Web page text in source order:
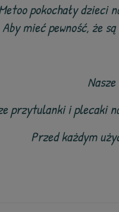
pokochały dzieci
Aby mieć pewność, że
przytulanki i plecaki
Przed każdym